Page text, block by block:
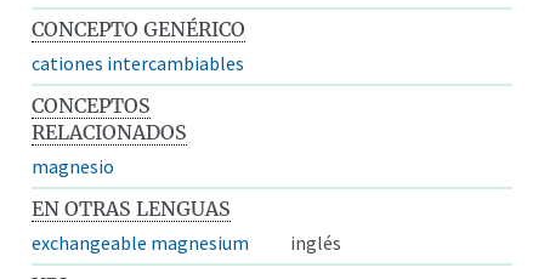
CONCEPTO GENÉRICO
cationes intercambiables
CONCEPTOS
RELACIONADOS
magnesio
EN OTRAS LENGUAS
exchangeable magnesium
inglés